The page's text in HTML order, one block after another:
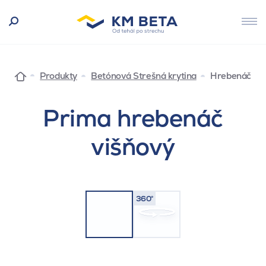
Produkty Betónová Strešná krytina Hrebenáč
Prima hrebenáč
višňový
360°